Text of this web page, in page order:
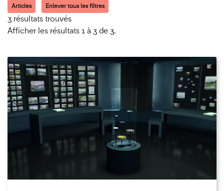
Articles Enlever tous les filtres
3 résultats trouvés
Afficher les résultats 1 à 3 de 3.